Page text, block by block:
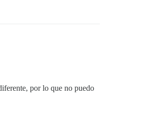
por lo que no puedo